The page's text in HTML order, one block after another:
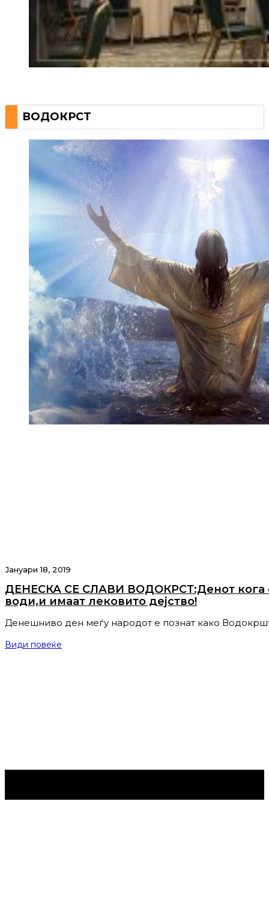
ВОДОКРСТ
Јануари 18, 2019
ДЕНЕСКА СЕ СЛАВИ ВОДОКРСТ:Денот кога
води,и имаат лековито дејство!
Денешниво ден меѓу народот е познат како
Види повеќе